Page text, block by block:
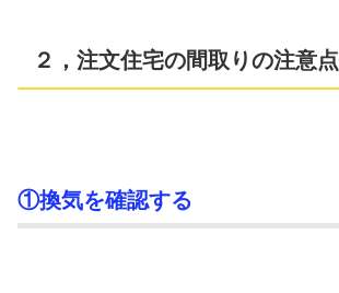
２，注文住宅の間取りの注意点
①換気を確認する